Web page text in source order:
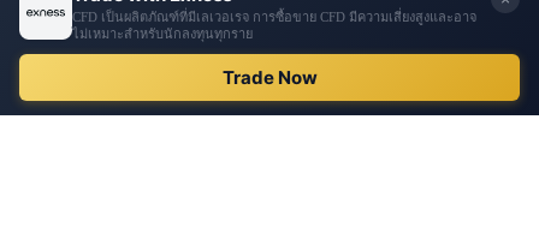
คริปโต
รีวิว
บริษัท